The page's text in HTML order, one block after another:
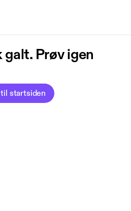
Prøv igen
til startsiden